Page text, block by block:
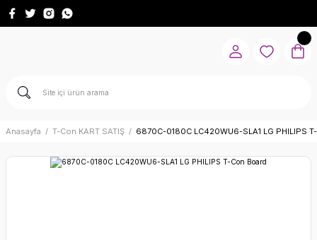
Anasayfa T-Con KART SATIŞ 6870C-0180C LC420WU6-SLA1 LG PHILIPS